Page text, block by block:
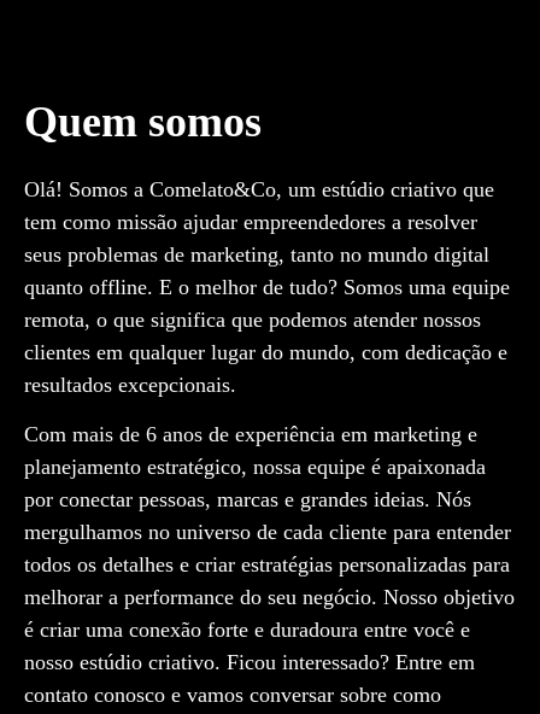
Quem somos
Olá! Somos a Comelato&Co, um estúdio criativo que
tem como missão ajudar empreendedores a resolver
seus problemas de marketing, tanto no mundo digital
quanto offline. E o melhor de tudo? Somos uma equipe
remota, o que significa que podemos atender nossos
clientes em qualquer lugar do mundo, com dedicação e
resultados excepcionais.
Com mais de 6 anos de experiência em marketing e
planejamento estratégico, nossa equipe é apaixonada
por conectar pessoas, marcas e grandes ideias. Nós
mergulhamos no universo de cada cliente para entender
todos os detalhes e criar estratégias personalizadas para
melhorar a performance do seu negócio. Nosso objetivo
é criar uma conexão forte e duradoura entre você e
nosso estúdio criativo. Ficou interessado? Entre em
contato conosco e vamos conversar sobre como